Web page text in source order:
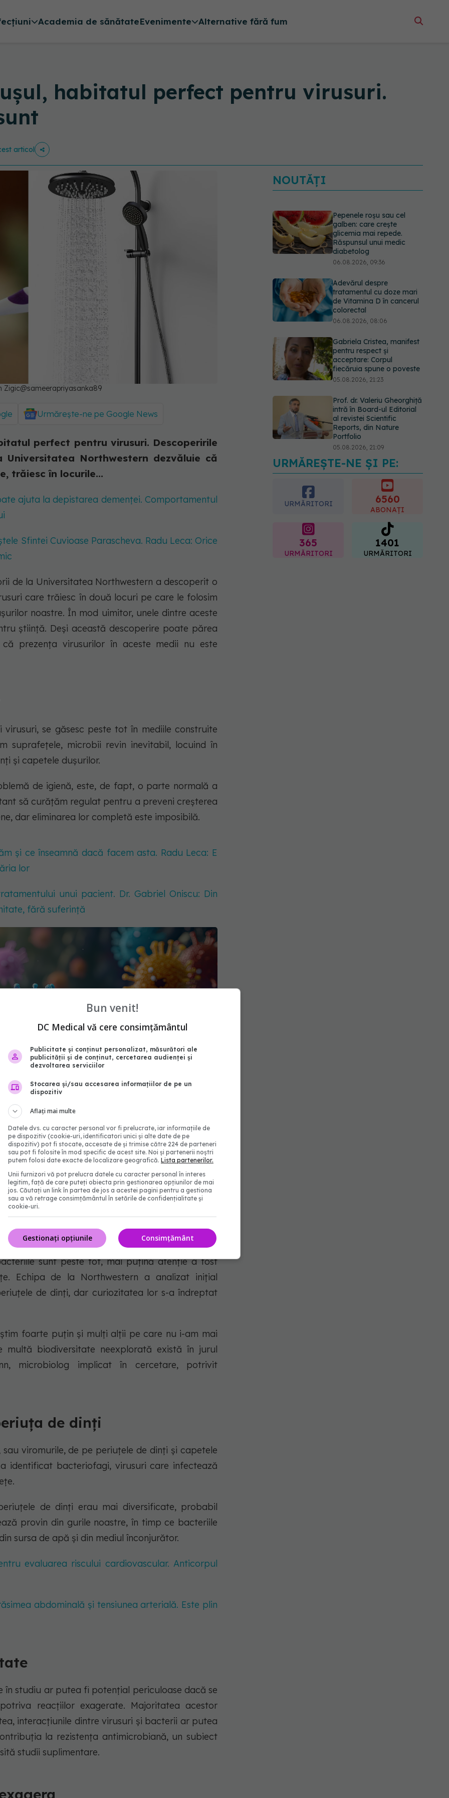
Academia de sănătateEvenimente Alternative fără fum
habitatul perfect pentru virusuri.
articol
Zigic@sameerapriyasanka89
Urmărește-ne pe Google News
perfect pentru virusuri. Descoperirile
Northwestern dezvăluie că
trăiesc în locurile...
ajuta la depistarea demenței. Comportamentul
Sfintei Cuvioase Parascheva. Radu Leca: Orice
de la Universitatea Northwestern a descoperit o
care trăiesc în două locuri pe care le folosim
noastre. În mod uimitor, unele dintre aceste
știință. Deși această descoperire poate părea
prezența virusurilor în aceste medii nu este
virusuri, se găsesc peste tot în mediile construite
suprafețele, microbii revin inevitabil, locuind în
și capetele dușurilor.
de igienă, este, de fapt, o parte normală a
să curățăm regulat pentru a preveni creșterea
dar eliminarea lor completă este imposibilă.
și ce înseamnă dacă facem asta. Radu Leca: E
lor
unui pacient. Dr. Gabriel Oniscu: Din
fără suferință
Freepik@Nottenaj
sunt peste tot, mai puțină atenție a fost
Echipa de la Northwestern a analizat inițial
de dinți, dar curiozitatea lor s-a îndreptat
foarte puțin și mulți alții pe care nu i-am mai
biodiversitate neexplorată există în jurul
microbiolog implicat în cercetare, potrivit
de dinți
viromurile, de pe periuțele de dinți și capetele
identificat bacteriofagi, virusuri care infectează
de dinți erau mai diversificate, probabil
provin din gurile noastre, în timp ce bacteriile
sursa de apă și din mediul înconjurător.
evaluarea riscului cardiovascular. Anticorpul
abdominală și tensiunea arterială. Este plin
în studiu ar putea fi potențial periculoase dacă se
reacțiilor exagerate. Majoritatea acestor
interacțiunile dintre virusuri și bacterii ar putea
la rezistența antimicrobiană, un subiect
studii suplimentare.
NOUTĂȚI
Pepenele roșu sau cel
galben: care crește
glicemia mai repede.
Răspunsul unui medic
diabetolog
06.08.2026, 09:36
Adevărul despre
tratamentul cu doze mari
de Vitamina D în cancerul
colorectal
06.08.2026, 08:06
Gabriela Cristea, manifest
pentru respect și
acceptare: Corpul
fiecăruia spune o poveste
05.08.2026, 21:23
Prof. dr. Valeriu Gheorghiță
intră în Board-ul Editorial
al revistei Scientific
Reports, din Nature
Portfolio
05.08.2026, 21:09
EXCLUSIV Tratamentul
modern al cancerelor
ginecologice. Dr. Sorin
Bogdan (SANADOR), la
DC Medical și DC News
URMĂREȘTE-NE ȘI PE:
URMĂRITORI 6560
ABONAȚI
365
URMĂRITORI
1401
URMĂRITORI
Bun venit!
DC Medical vă cere consimțământul
Publicitate și conținut personalizat, măsurători ale
publicității și de conținut, cercetarea audienței și
dezvoltarea serviciilor
Stocarea și/sau accesarea informațiilor de pe un
dispozitiv
Aflați mai multe
Datele dvs. cu caracter personal vor fi prelucrate, iar informațiile de
pe dispozitiv (cookie-uri, identificatori unici și alte date de pe
dispozitiv) pot fi stocate, accesate de și trimise către 224 de parteneri
sau pot fi folosite în mod specific de acest site. Noi și partenerii noștri
putem folosi date exacte de localizare geografică. Lista partenerilor.
Unii furnizori vă pot prelucra datele cu caracter personal în interes
legitim, față de care puteți obiecta prin gestionarea opțiunilor de mai
jos. Căutați un link în partea de jos a acestei pagini pentru a gestiona
sau a vă retrage consimțământul în setările de confidențialitate și
cookie-uri.
Consimțământ
Gestionați opțiunile